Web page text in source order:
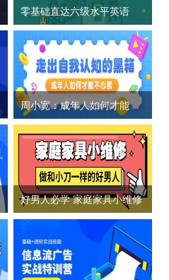
零基础直达六级水平英语学习
周小宽：成年人如何才能不心累
好男人必学 家庭家具小维修